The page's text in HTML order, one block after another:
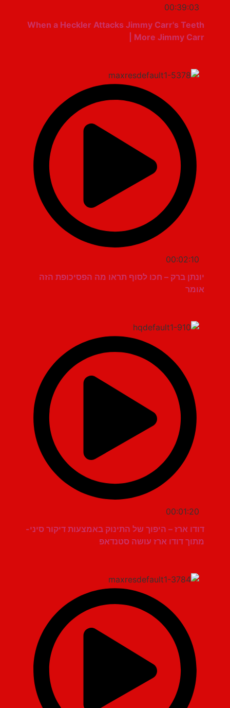
00:39:03
When a Heckler Attacks Jimmy Carr's Teeth
| More Jimmy Carr
00:02:10
יונתן ברק – חכו לסוף תראו מה הפסיכופת הזה
00:01:20
דודו ארז – היפוך של התינוק באמצעות דיקור סיני-
מתוך דודו ארז עושה סטנדאפ